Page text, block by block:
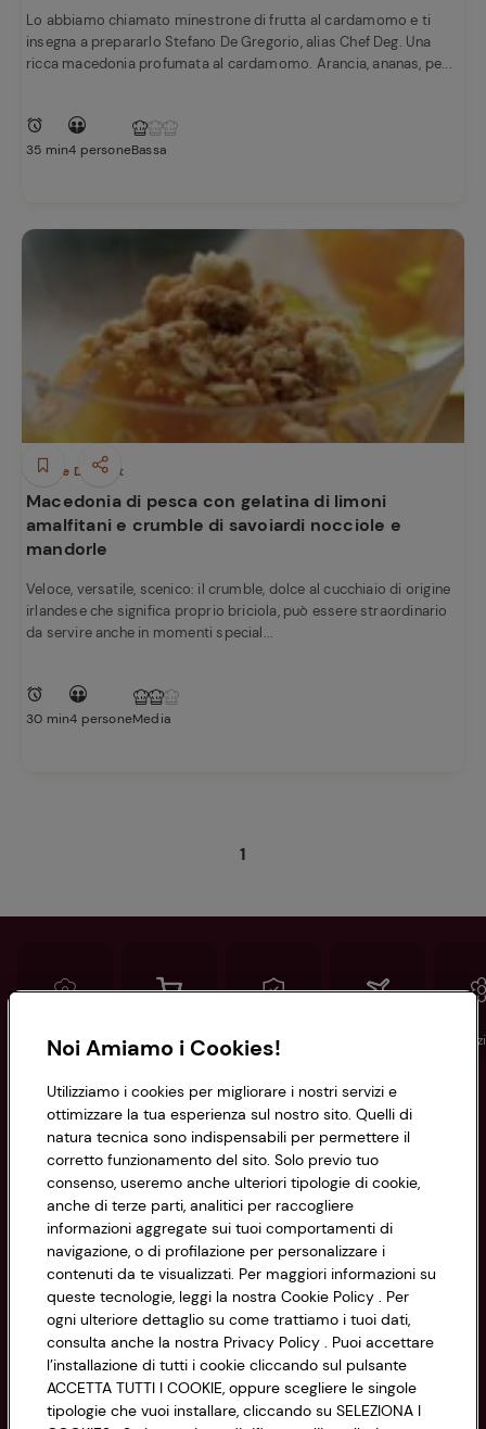
Lo abbiamo chiamato minestrone di frutta al cardamomo e ti
insegna a prepararlo Stefano De Gregorio, alias Chef Deg. Una
ricca macedonia profumata al cardamomo. Arancia, ananas, pe...
35 min4 personeBassa
Dolci e Dessert
Macedonia di pesca con gelatina di limoni
amalfitani e crumble di savoiardi nocciole e
mandorle
Veloce, versatile, scenico: il crumble, dolce al cucchiaio di origine
irlandese che significa proprio briciola, può essere straordinario
da servire anche in momenti special...
30 min4 personeMedia
1
Conad Spesa online Assicurazioni
Informazioni
Privacy Policy
Cookie Policy
Impostazioni Cookie
Accessibilità
CONAD SOCIETÀ COOPERATIVA
Via Michelino, 59 | 40127 BOLOGNA
Codice Fiscale e Registro Imprese
di Bologna 00865960157
PARTITA IVA 03320960374
Servizio clienti
Noi Amiamo i Cookies!
Utilizziamo i cookies per migliorare i nostri servizi e
ottimizzare la tua esperienza sul nostro sito. Quelli di
natura tecnica sono indispensabili per permettere il
corretto funzionamento del sito. Solo previo tuo
consenso, useremo anche ulteriori tipologie di cookie,
anche di terze parti, analitici per raccogliere
informazioni aggregate sui tuoi comportamenti di
navigazione, o di profilazione per personalizzare i
contenuti da te visualizzati. Per maggiori informazioni su
queste tecnologie, leggi la nostra Cookie Policy . Per
ogni ulteriore dettaglio su come trattiamo i tuoi dati,
consulta anche la nostra Privacy Policy . Puoi accettare
l’installazione di tutti i cookie cliccando sul pulsante
ACCETTA TUTTI I COOKIE, oppure scegliere le singole
tipologie che vuoi installare, cliccando su SELEZIONA I